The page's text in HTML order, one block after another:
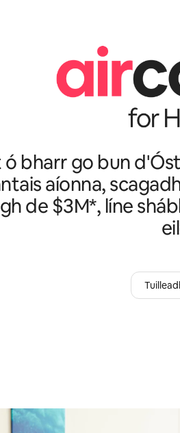
ó bharr go bun
aíonna,
de $3M*, líne